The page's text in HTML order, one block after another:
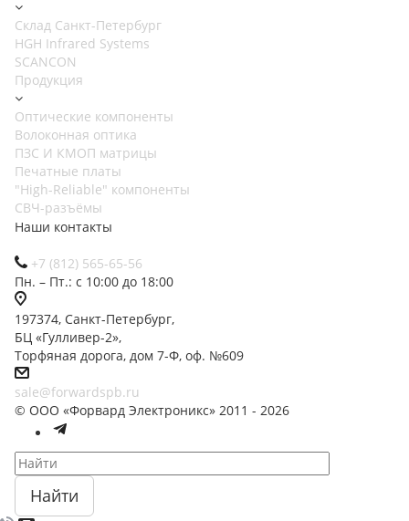
Cклад Санкт-Петербург
HGH Infrared Systems
SCANCON
Продукция
Оптические компоненты
Волоконная оптика
ПЗС И КМОП матрицы
Печатные платы
"High-Reliable" компоненты
СВЧ-разъёмы
Наши контакты
+7 (812) 565-65-56
Пн. – Пт.: с 10:00 до 18:00
197374, Санкт-Петербург,
БЦ «Гулливер-2»,
Торфяная дорога, дом 7-Ф, оф. №609
sale@forwardspb.ru
© ООО «Форвард Электроникс» 2011 - 2026
Найти